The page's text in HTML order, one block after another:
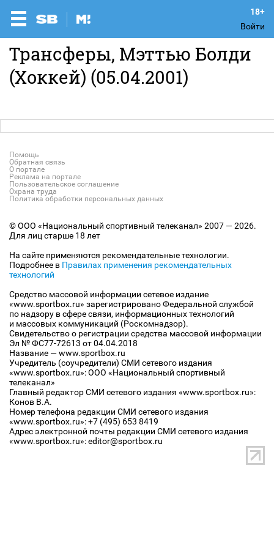
Войти
Трансферы, Мэттью Болди
(Хоккей) (05.04.2001)
Помощь
Обратная связь
О портале
Реклама на портале
Пользовательское соглашение
Охрана труда
Политика обработки персональных данных
© ООО «Национальный спортивный телеканал» 2007 — 2026.
Для лиц старше 18 лет
На сайте применяются рекомендательные технологии.
Подробнее в Правилах применения рекомендательных
технологий
Средство массовой информации сетевое издание
«www.sportbox.ru» зарегистрировано Федеральной службой
по надзору в сфере связи, информационных технологий
и массовых коммуникаций (Роскомнадзор).
Свидетельство о регистрации средства массовой информации
Эл № ФС77-72613 от 04.04.2018
Название — www.sportbox.ru
Учредитель (соучредители) СМИ сетевого издания
«www.sportbox.ru»: ООО «Национальный спортивный
телеканал»
Главный редактор СМИ сетевого издания «www.sportbox.ru»:
Конов В.А.
Номер телефона редакции СМИ сетевого издания
«www.sportbox.ru»: +7 (495) 653 8419
Адрес электронной почты редакции СМИ сетевого издания
«www.sportbox.ru»: editor@sportbox.ru